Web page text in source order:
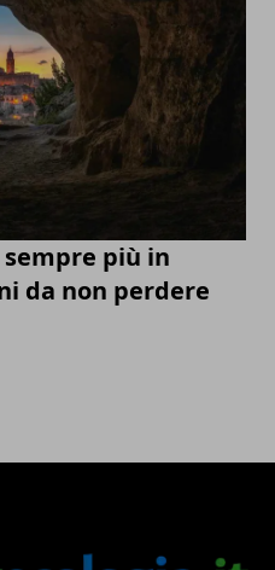
più in
da non perdere